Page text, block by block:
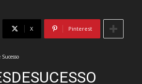
X Pinterest